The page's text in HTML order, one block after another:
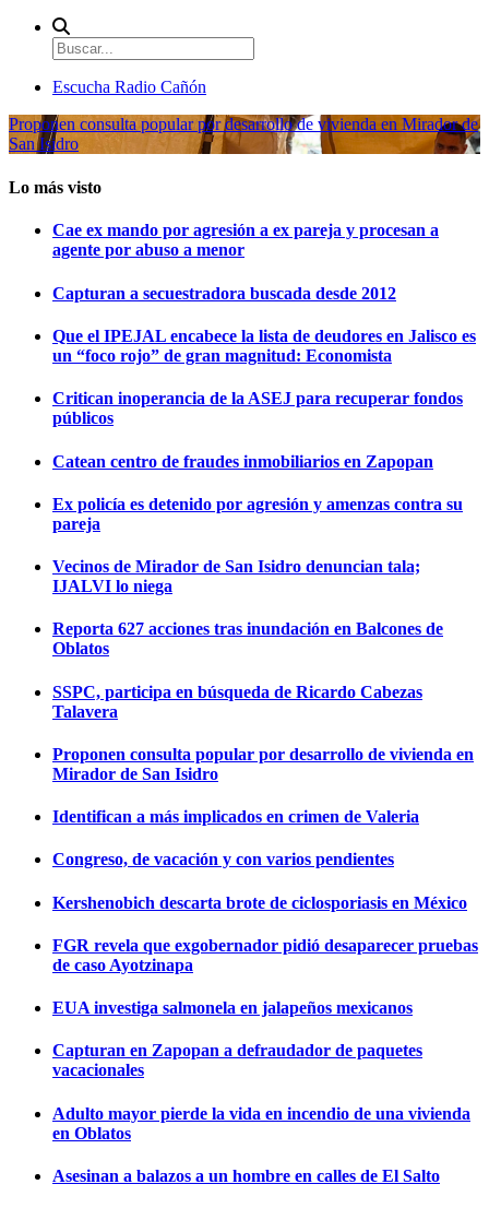
Escucha Radio Cañón
Proponen consulta popular por desarrollo de vivienda en Mirador de
San Isidro
Lo más visto
Cae ex mando por agresión a ex pareja y procesan a
agente por abuso a menor
Capturan a secuestradora buscada desde 2012
Que el IPEJAL encabece la lista de deudores en Jalisco es
un “foco rojo” de gran magnitud: Economista
Critican inoperancia de la ASEJ para recuperar fondos
públicos
Catean centro de fraudes inmobiliarios en Zapopan
Ex policía es detenido por agresión y amenzas contra su
pareja
Vecinos de Mirador de San Isidro denuncian tala;
IJALVI lo niega
Reporta 627 acciones tras inundación en Balcones de
Oblatos
SSPC, participa en búsqueda de Ricardo Cabezas
Talavera
Proponen consulta popular por desarrollo de vivienda en
Mirador de San Isidro
Identifican a más implicados en crimen de Valeria
Congreso, de vacación y con varios pendientes
Kershenobich descarta brote de ciclosporiasis en México
FGR revela que exgobernador pidió desaparecer pruebas
de caso Ayotzinapa
EUA investiga salmonela en jalapeños mexicanos
Capturan en Zapopan a defraudador de paquetes
vacacionales
Adulto mayor pierde la vida en incendio de una vivienda
en Oblatos
Asesinan a balazos a un hombre en calles de El Salto